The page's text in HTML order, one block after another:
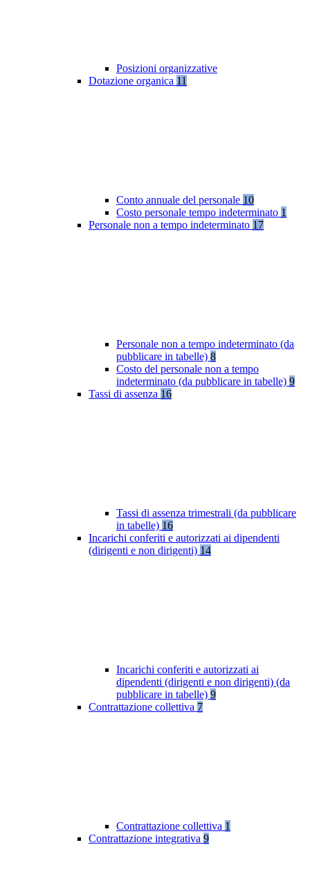
Posizioni organizzative
Dotazione organica 11
Conto annuale del personale 10
Costo personale tempo indeterminato 1
Personale non a tempo indeterminato 17
Personale non a tempo indeterminato (da
pubblicare in tabelle) 8
Costo del personale non a tempo
indeterminato (da pubblicare in tabelle) 9
Tassi di assenza 16
Tassi di assenza trimestrali (da pubblicare
in tabelle) 16
Incarichi conferiti e autorizzati ai dipendenti
(dirigenti e non dirigenti) 14
Incarichi conferiti e autorizzati ai
dipendenti (dirigenti e non dirigenti) (da
pubblicare in tabelle) 9
Contrattazione collettiva 7
Contrattazione collettiva 1
Contrattazione integrativa 9